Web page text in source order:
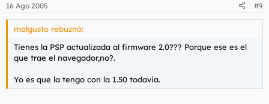
16 Ago 2005 #9
malgusto rebuznó:
Tienes la PSP actualizada al firmware 2.0??? Porque ese es el
que trae el navegador,no?.
Yo es que la tengo con la 1.50 todavia.